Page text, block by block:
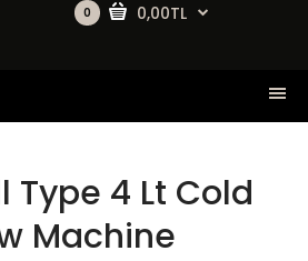
0 0,00TL
Type 4 Lt Cold
Machine